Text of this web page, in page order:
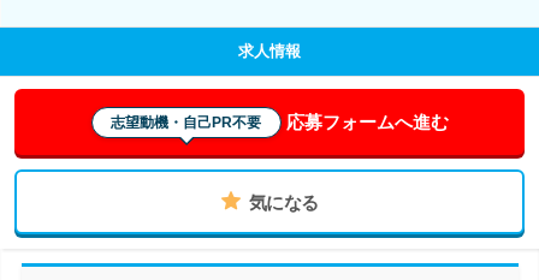
求人情報
志望動機・自己PR不要 応募フォームへ進む
気になる